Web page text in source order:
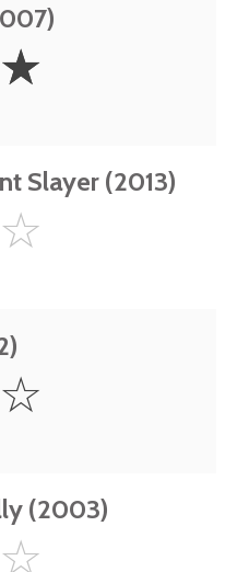
☆
Slayer (2013)
☆
☆
(2003)
☆